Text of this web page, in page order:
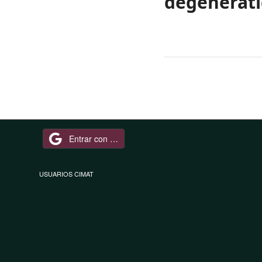
Entrar con Google
USUARIOS CIMAT